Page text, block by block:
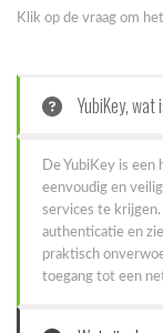
Klik op de vraag om
YubiKey,
De YubiKey is
eenvoudig en
services te
authenticatie en
praktisch
toegang tot een